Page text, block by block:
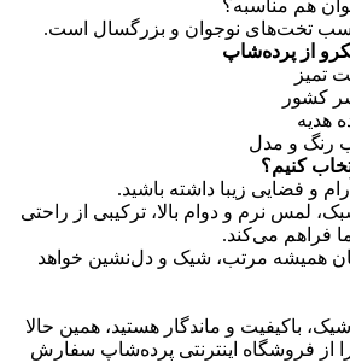
داشته باشید.
دوام بالا، ترکیبی از راحتی
مرتب، شیک و دل‌نشین خواهد
و ماندگار هستید، همین حالا
اینترنتی پرده‌شاپ سفارش